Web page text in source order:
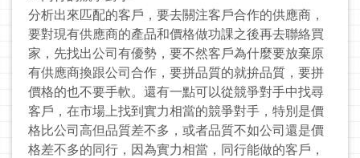
分析出來匹配的客戶，要去關注客戶合作的供應商，
要對現有供應商的產品和價格做功課之後再去聯絡買
家，先找出公司有優勢，要不然客戶為什麼要放棄原
有供應商換跟公司合作，要拼品質的就拚品質，要拼
價格的也不要手軟。還有一點可以從競爭對手中找尋
客戶，在市場上找到實力相當的競爭對手，特別是價
格比公司高但品質差不多，或者品質不如公司還是價
格差不多的同行，因為實力相當，同行能做的客戶，